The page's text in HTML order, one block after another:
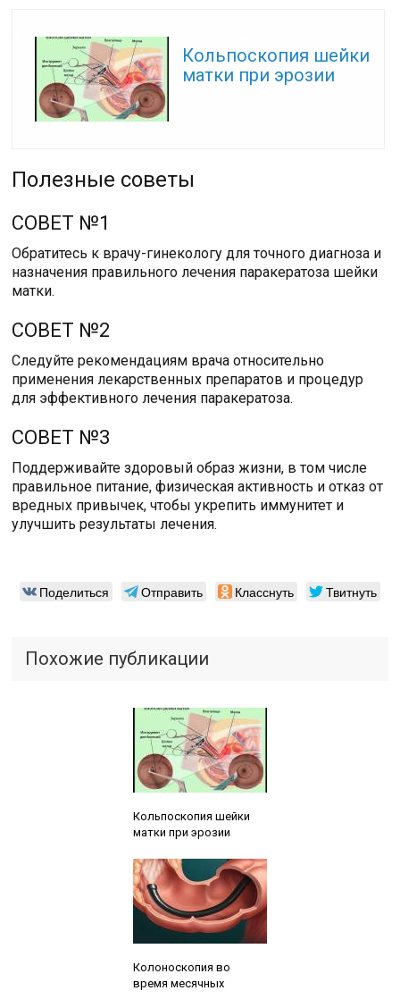
Кольпоскопия шейки
матки при эрозии
Полезные советы
СОВЕТ №1
Обратитесь к врачу-гинекологу для точного диагноза и
назначения правильного лечения паракератоза шейки
матки.
СОВЕТ №2
Следуйте рекомендациям врача относительно
применения лекарственных препаратов и процедур
для эффективного лечения паракератоза.
СОВЕТ №3
Поддерживайте здоровый образ жизни, в том числе
правильное питание, физическая активность и отказ от
вредных привычек, чтобы укрепить иммунитет и
улучшить результаты лечения.
Поделиться Отправить Класснуть Твитнуть
Похожие публикации
Кольпоскопия шейки
матки при эрозии
Колоноскопия во
время месячных